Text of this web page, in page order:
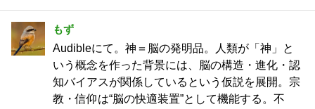
もず
Audibleにて。神＝脳の発明品。人類が「神」と
いう概念を作った背景には、脳の構造・進化・認
知バイアスが関係しているという仮説を展開。宗
教・信仰は“脳の快適装置”として機能する。不